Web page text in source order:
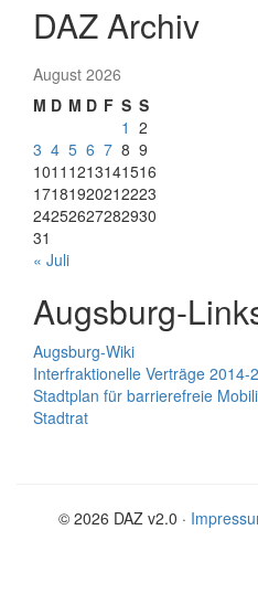
DAZ Archiv
August 2026
M D M D F S S
1 2
3 4 5 6 7 8 9
1011 1213141516
17181920212223
24252627282930
31
« Juli
Augsburg-
Augsburg-Wiki
Interfraktionelle Verträge 2014-
Stadtplan für barrierefreie
Stadtrat
© 2026 DAZ v2.0 ·